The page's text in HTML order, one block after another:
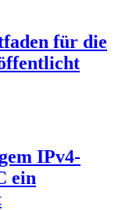
für die
IPv4-
ein